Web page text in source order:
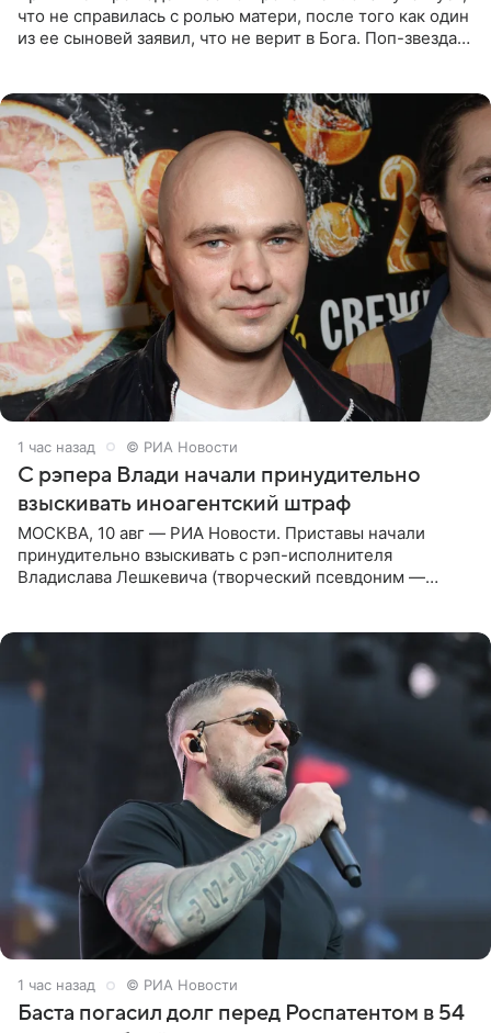
что не справилась с ролью матери, после того как один
из ее сыновей заявил, что не верит в Бога. Поп-звезда
1 час назад © РИА Новости
С рэпера Влади начали принудительно
взыскивать иноагентский штраф
МОСКВА, 10 авг — РИА Новости. Приставы начали
принудительно взыскивать с рэп-исполнителя
Владислава Лешкевича (творческий псевдоним —
1 час назад © РИА Новости
Баста погасил долг перед Роспатентом в 54